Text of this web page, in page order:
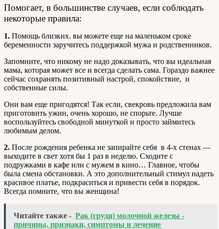
Помогает, в большинстве случаев, если соблюдать
некоторые правила:
1. Помощь близких. вы можете еще на маленьком сроке
беременности заручитесь поддержкой мужа и родственников.
Запомните, что никому не надо доказывать, что вы идеальная
мама, которая может все и всегда сделать сама. Гораздо важнее
сейчас сохранять позитивный настрой, спокойствие, и
собственные силы.
Они вам еще пригодятся! Так если, свекровь предложила вам
приготовить ужин, очень хорошо, не спорьте. Лучше
воспользуйтесь свободной минуткой и просто займитесь
любимым делом.
2. После рождения ребенка не запирайте себя в 4-х стенах —
выходите в свет хотя бы 1 раз в неделю. Сходите с
подружками в кафе или с мужем в кино… Главное, чтобы
была смена обстановки. А это дополнительный стимул надеть
красивое платье, подкраситься и привести себя в порядок.
Всегда помните, что вы женщина!
Читайте также - Рак (груди) молочной железы -
причины, признаки, симптомы и лечение